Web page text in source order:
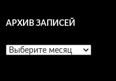
АРХИВ ЗАПИСЕЙ
Архив